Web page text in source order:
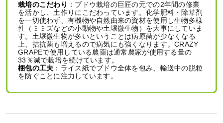
栽培のこだわり ：ブドウ栽培の巨匠の元での2年間の修業
を活かし、土作りにこだわっています。化学肥料・除草剤
を一切使わず、有機物や自然由来の資材を使用し生物多様
性（ミミズなどの小動物や土壌微生物）を大事にしていま
す。土壌微生物が多いということは病原菌が少なくなる
上、拮抗菌も増えるので病気にも強くなります。CRAZY
GRAPEで使用している農薬は通常農家が使用する量の
33％減で栽培を続けています。
梱包の工夫 ：ライス紙でブドウ全体を包み、輸送中の脱粒
を防ぐことに注力しています。